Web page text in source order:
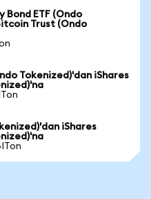
Bond ETF (Ondo
Trust (Ondo
Tokenized)'dan iShares
iShares